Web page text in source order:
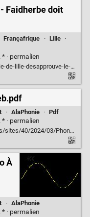
Faidherbe doit
Françafrique · Lille
·
· permalien
un-de-ses-plus-sanguinaires-representants/
· AlaPhonie · Pdf
· permalien
Phonomaton-brochure-Web.pdf
À
· AlaPhonie
· permalien